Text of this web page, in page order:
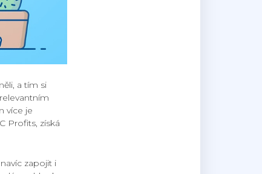
a tím si
více je
Profits, získá
zapojit i